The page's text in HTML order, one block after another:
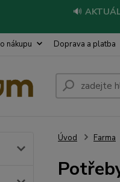
🔊
nákupu Doprava a platba
Úvod Farma